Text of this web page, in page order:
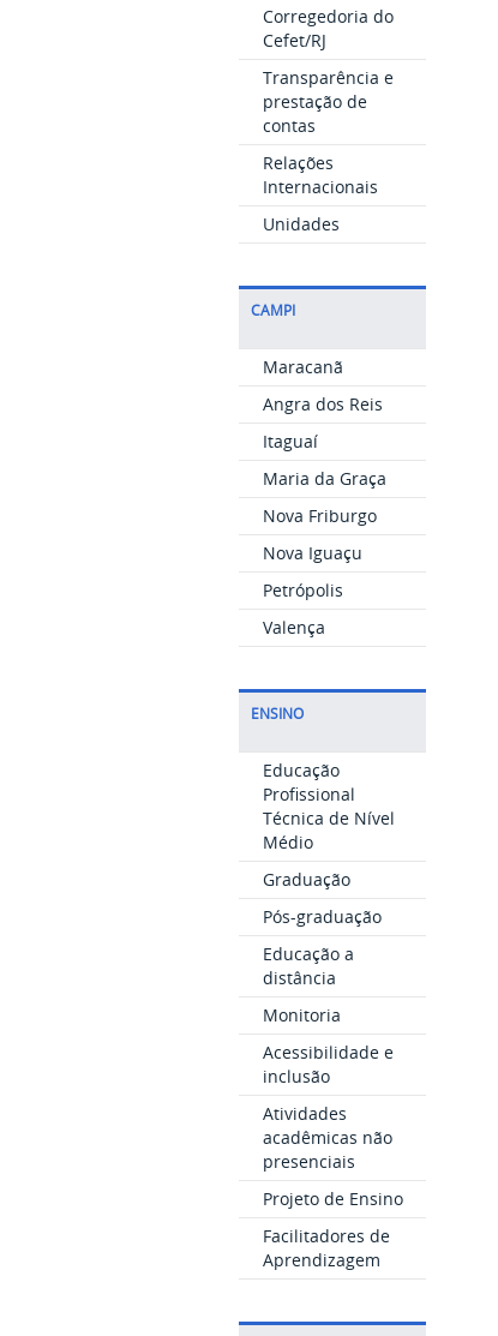
Corregedoria do
Cefet/RJ
Transparência e
prestação de
contas
Relações
Internacionais
Unidades
CAMPI
Maracanã
Angra dos Reis
Itaguaí
Maria da Graça
Nova Friburgo
Nova Iguaçu
Petrópolis
Valença
ENSINO
Educação
Profissional
Técnica de Nível
Médio
Graduação
Pós-graduação
Educação a
distância
Monitoria
Acessibilidade e
inclusão
Atividades
acadêmicas não
presenciais
Projeto de Ensino
Facilitadores de
Aprendizagem